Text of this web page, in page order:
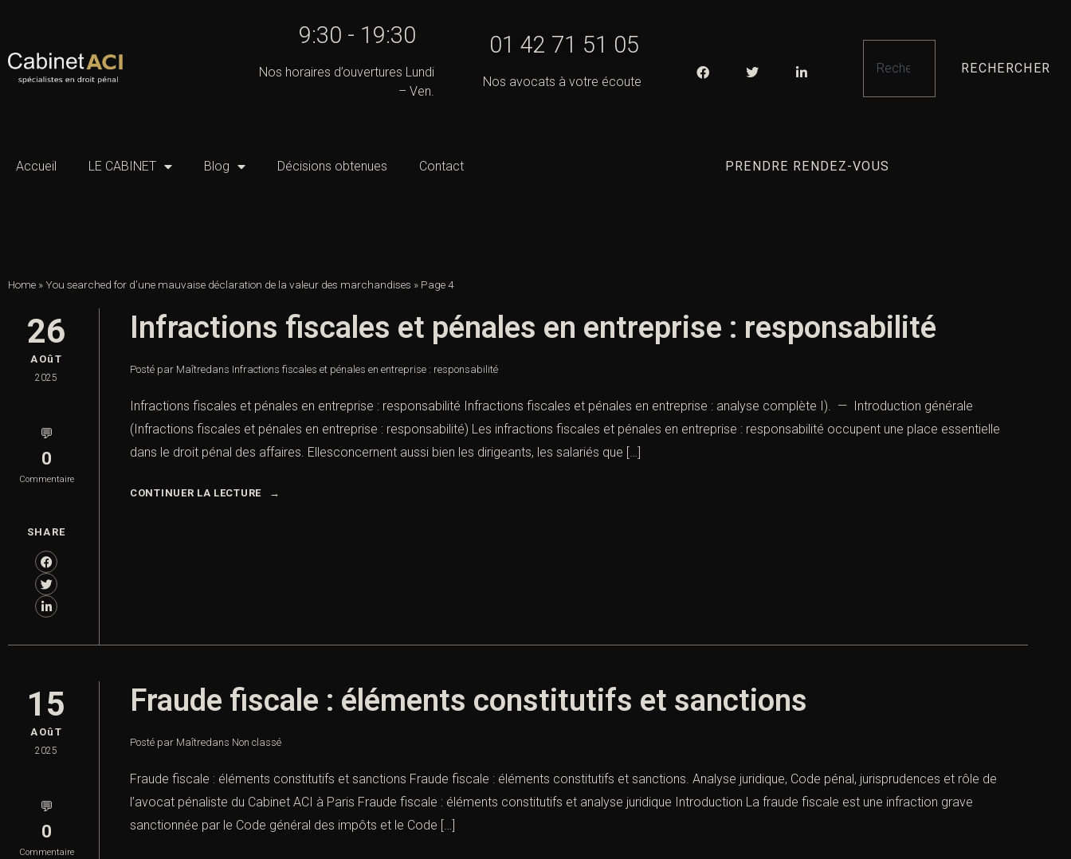
9:30 - 19:30
Nos horaires d’ouvertures Lundi
– Ven.
01 42 71 51 05
Nos avocats à votre écoute
RECHERCHER
Accueil LE CABINET Blog Décisions obtenues Contact PRENDRE RENDEZ-VOUS
Home »You searched for d’une mauvaise déclaration de la valeur des marchandises » Page 4
26
AOûT
2025
💬
0
Commentaire
SHARE
Infractions fiscales et pénales en entreprise : responsabilité
Posté par Maîtredans Infractions fiscales et pénales en entreprise : responsabilité
Infractions fiscales et pénales en entreprise : responsabilité Infractions fiscales et pénales en entreprise : analyse complète I). — Introduction générale
(Infractions fiscales et pénales en entreprise : responsabilité) Les infractions fiscales et pénales en entreprise : responsabilité occupent une place essentielle
dans le droit pénal des affaires. Ellesconcernent aussi bien les dirigeants, les salariés que […]
CONTINUER LA LECTURE
15
AOûT
2025
💬
0
Commentaire
Fraude fiscale : éléments constitutifs et sanctions
Posté par Maîtredans Non classé
Fraude fiscale : éléments constitutifs et sanctions Fraude fiscale : éléments constitutifs et sanctions. Analyse juridique, Code pénal, jurisprudences et rôle de
l’avocat pénaliste du Cabinet ACI à Paris Fraude fiscale : éléments constitutifs et analyse juridique Introduction La fraude fiscale est une infraction grave
sanctionnée par le Code général des impôts et le Code […]